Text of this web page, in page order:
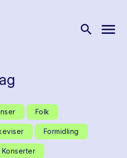
search menu
Folk
Formidling
Konserter